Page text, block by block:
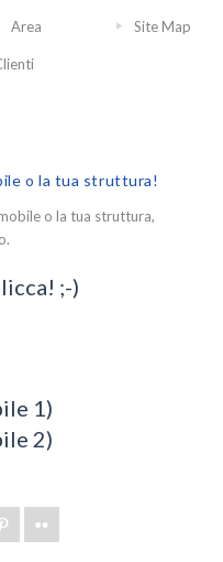
Area Site Map
o la tua struttura!
o la tua struttura,
;-)
1)
2)